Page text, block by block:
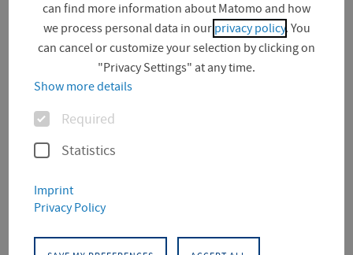
Document (45)
can find more information about Matomo and how
we process personal data in our privacy policy. You
can cancel or customize your selection by clicking on
"Privacy Settings" at any time.
Show more details
OptionsRequired
Statistics
Imprint
Privacy Policy